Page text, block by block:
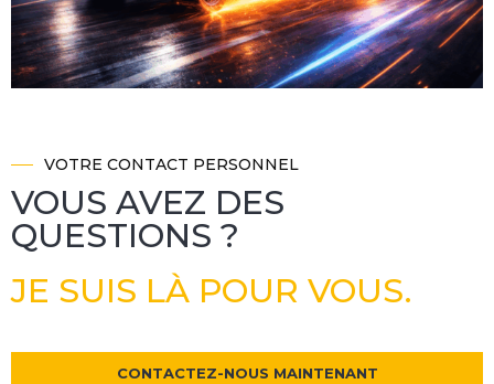
i
c
s
VOTRE CONTACT PERSONNEL
VOUS AVEZ DES
QUESTIONS ?
JE SUIS LÀ POUR VOUS.
CONTACTEZ-NOUS MAINTENANT